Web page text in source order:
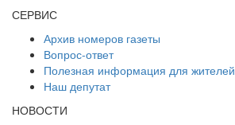
СЕРВИС
Архив номеров газеты
Вопрос-ответ
Полезная информация для жителей
Наш депутат
НОВОСТИ